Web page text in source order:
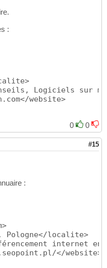
:
Logiciels sur
website>
0 0
#15
:
Pologne</localite>
internet
</website>